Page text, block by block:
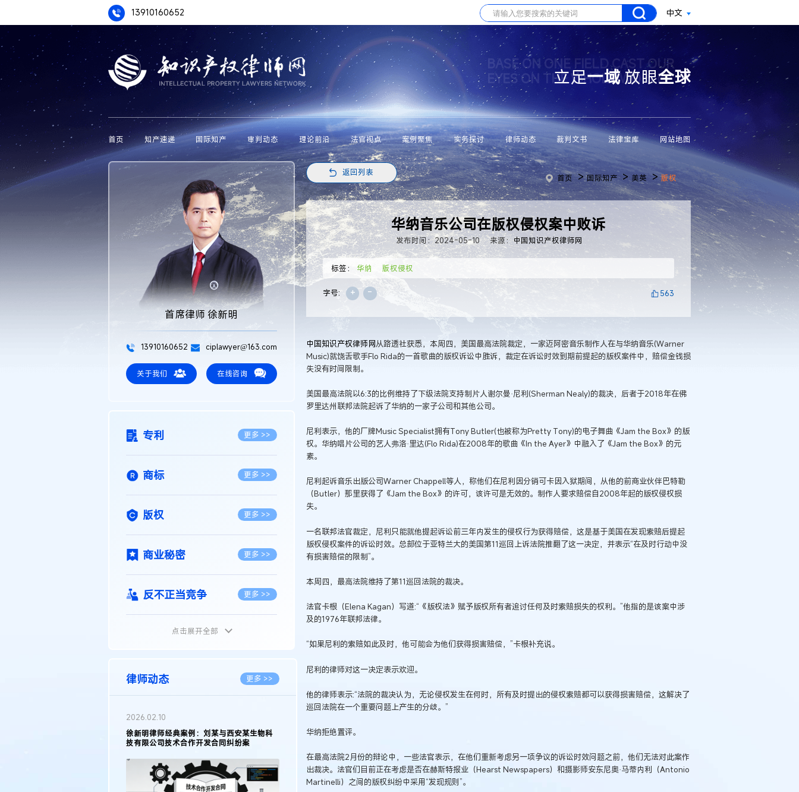
13910160652 中文
BASE ON ONE FIELD CAST OUR
EYES ON THE WHOLE WORLD
立足一域放眼全球
首页 知产速递 国际知产 审判动态 理论前沿 法官视点 案例聚焦 实务探讨 律师动态 裁判文书 法律宝库 网站地图
首席律师 徐新明
13910160652 ciplawyer@163.com
关于我们 在线咨询
专利 更多 >>
商标 更多 >>
版权 更多 >>
商业秘密 更多 >>
反不正当竞争 更多 >>
植物新品种
地理标志 更多 >>
集成电路布图设计
点击展开全部
律师动态 更多 >>
2026.02.10
徐新明律师经典案例：刘某与西安某生物科
技有限公司技术合作开发合同纠纷案
返回列表
首页 >国际知产 >美英 >版权
华纳音乐公司在版权侵权案中败诉
发布时间：2024-05-10 来源：中国知识产权律师网
标签： 华纳 版权侵权
字号: + - 563
中国知识产权律师网从路透社获悉，本周四，美国最高法院裁定，一家迈阿密音乐制作人在与华纳音乐(Warner
Music)就饶舌歌手Flo Rida的一首歌曲的版权诉讼中胜诉，裁定在诉讼时效到期前提起的版权案件中，赔偿金钱损
失没有时间限制。
美国最高法院以6:3的比例维持了下级法院支持制片人谢尔曼·尼利(Sherman Nealy)的裁决，后者于2018年在佛
罗里达州联邦法院起诉了华纳的一家子公司和其他公司。
尼利表示，他的厂牌Music Specialist拥有Tony Butler(也被称为Pretty Tony)的电子舞曲《Jam the Box》的版
权。华纳唱片公司的艺人弗洛·里达(Flo Rida)在2008年的歌曲《In the Ayer》中融入了《Jam the Box》的元
素。
尼利起诉音乐出版公司Warner Chappell等人，称他们在尼利因分销可卡因入狱期间，从他的前商业伙伴巴特勒
（Butler）那里获得了《Jam the Box》的许可，该许可是无效的。制作人要求赔偿自2008年起的版权侵权损
失。
一名联邦法官裁定，尼利只能就他提起诉讼前三年内发生的侵权行为获得赔偿，这是基于美国在发现索赔后提起
版权侵权案件的诉讼时效。总部位于亚特兰大的美国第11巡回上诉法院推翻了这一决定，并表示“在及时行动中没
有损害赔偿的限制”。
本周四，最高法院维持了第11巡回法院的裁决。
法官卡根（Elena Kagan）写道:“《版权法》赋予版权所有者追讨任何及时索赔损失的权利。”他指的是该案中涉
及的1976年联邦法律。
“如果尼利的索赔如此及时，他可能会为他们获得损害赔偿，”卡根补充说。
尼利的律师对这一决定表示欢迎。
他的律师表示:“法院的裁决认为，无论侵权发生在何时，所有及时提出的侵权索赔都可以获得损害赔偿，这解决了
巡回法院在一个重要问题上产生的分歧。”
华纳拒绝置评。
在最高法院2月份的辩论中，一些法官表示，在他们重新考虑另一项争议的诉讼时效问题之前，他们无法对此案作
出裁决。法官们目前正在考虑是否在赫斯特报业（Hearst Newspapers）和摄影师安东尼奥·马蒂内利（Antonio
Martinelli）之间的版权纠纷中采用“发现规则”。